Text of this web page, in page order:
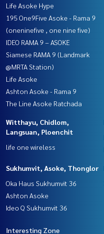
Life Asoke Hype
195 One9Five Asoke - Rama 9
(oneninefive , one nine five)
IDEO RAMA 9 – ASOKE
Siamese RAMA 9 (Landmark
@MRTA Station)
Life Asoke
Ashton Asoke - Rama 9
The Line Asoke Ratchada
Witthayu, Chidlom,
Langsuan, Ploenchit
life one wireless
Sukhumvit, Asoke, Thonglor
Oka Haus Sukhumvit 36
Ashton Asoke
Ideo Q Sukhumvit 36
Interesting Zone